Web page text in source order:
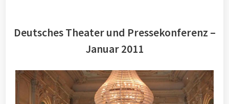
Deutsches Theater und Pressekonferenz –
Januar 2011